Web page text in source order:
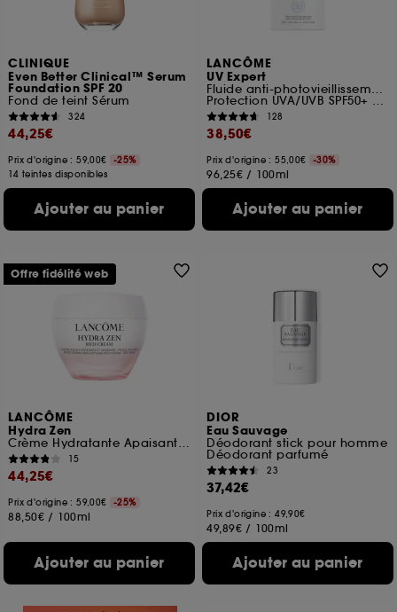
CLINIQUE
Even Better Clinical™ Serum
Foundation SPF 20
Fond de teint Sérum
324
44,25€
Prix d'origine : 59,00€
-25%
14 teintes disponibles
Ajouter au panier
LANCÔME
UV Expert
Fluide anti-photovieillissement
Protection UVA/UVB SPF50+ PA++++
128
38,50€
Prix d'origine : 55,00€ -30%
96,25€ / 100ml
Ajouter au panier
LANCÔME
Hydra Zen
Crème Hydratante Apaisante Spéciale Peaux Sèches
15
44,25€
Prix d'origine : 59,00€ -25%
88,50€ / 100ml
Ajouter au panier
Offre fidélité web
DIOR
Eau Sauvage
Déodorant stick pour homme
Déodorant parfumé
23
37,42€
Prix d'origine : 49,90€
49,89€ / 100ml
Ajouter au panier